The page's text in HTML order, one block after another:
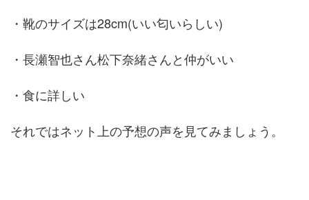
・靴のサイズは28cm(いい匂いらしい)
・長瀬智也さん松下奈緒さんと仲がいい
・食に詳しい
それではネット上の予想の声を見てみましょう。